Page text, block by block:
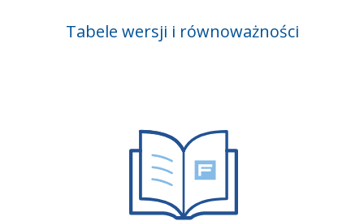
Tabele wersji i równoważności